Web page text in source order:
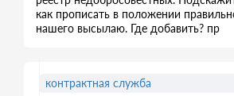
как прописать в положении
нашего высылаю. Где добавить? пр
контрактная служба